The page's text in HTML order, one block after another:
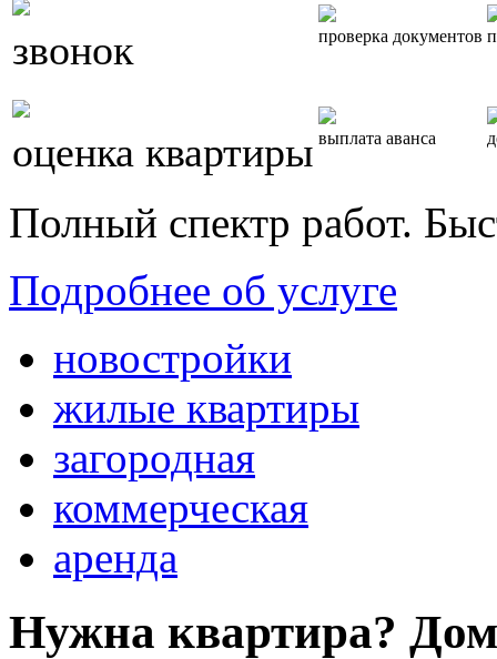
звонок проверка документов
оценка квартиры выплата аванса
Полный спектр работ.
Подробнее об услуге
новостройки
жилые квартиры
загородная
коммерческая
аренда
Нужна квартира?